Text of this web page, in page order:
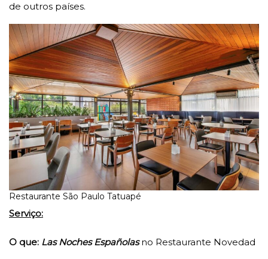
de outros países.
Restaurante São Paulo Tatuapé
Serviço:
O que: Las Noches Españolasno Restaurante Novedad